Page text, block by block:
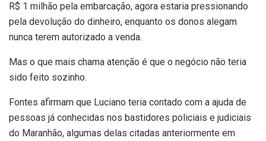
R$ 1 milhão pela embarcação, agora estaria pressionando
pela devolução do dinheiro, enquanto os donos alegam
nunca terem autorizado a venda.
Mas o que mais chama atenção é que o negócio não teria
sido feito sozinho.
Fontes afirmam que Luciano teria contado com a ajuda de
pessoas já conhecidas nos bastidores policiais e judiciais
do Maranhão, algumas delas citadas anteriormente em